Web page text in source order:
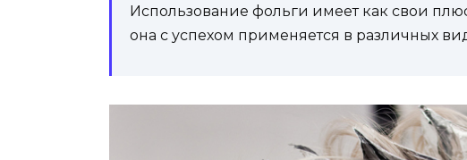
Использование фольги имеет как свои
она с успехом применяется в различных